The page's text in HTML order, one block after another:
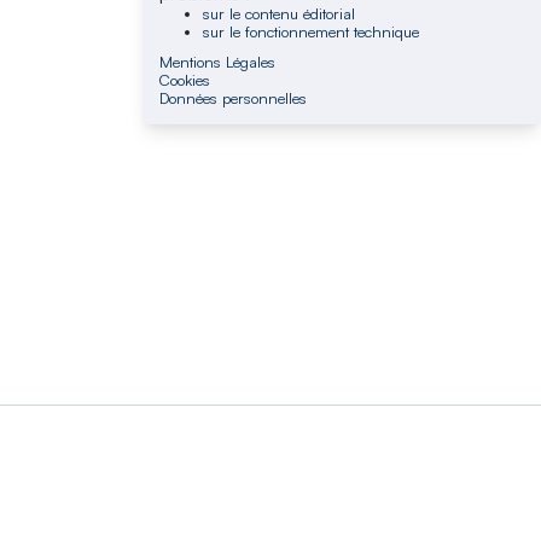
sur le contenu éditorial
sur le fonctionnement technique
Mentions Légales
Cookies
Données personnelles